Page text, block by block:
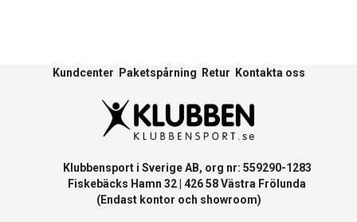
Kundcenter Paketspårning Retur Kontakta oss
Klubbensport i Sverige AB, org nr: 559290-1283
Fiskebäcks Hamn 32 | 426 58 Västra Frölunda
(Endast kontor och showroom)